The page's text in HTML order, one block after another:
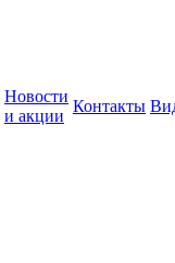
Новости
и акции
Контакты